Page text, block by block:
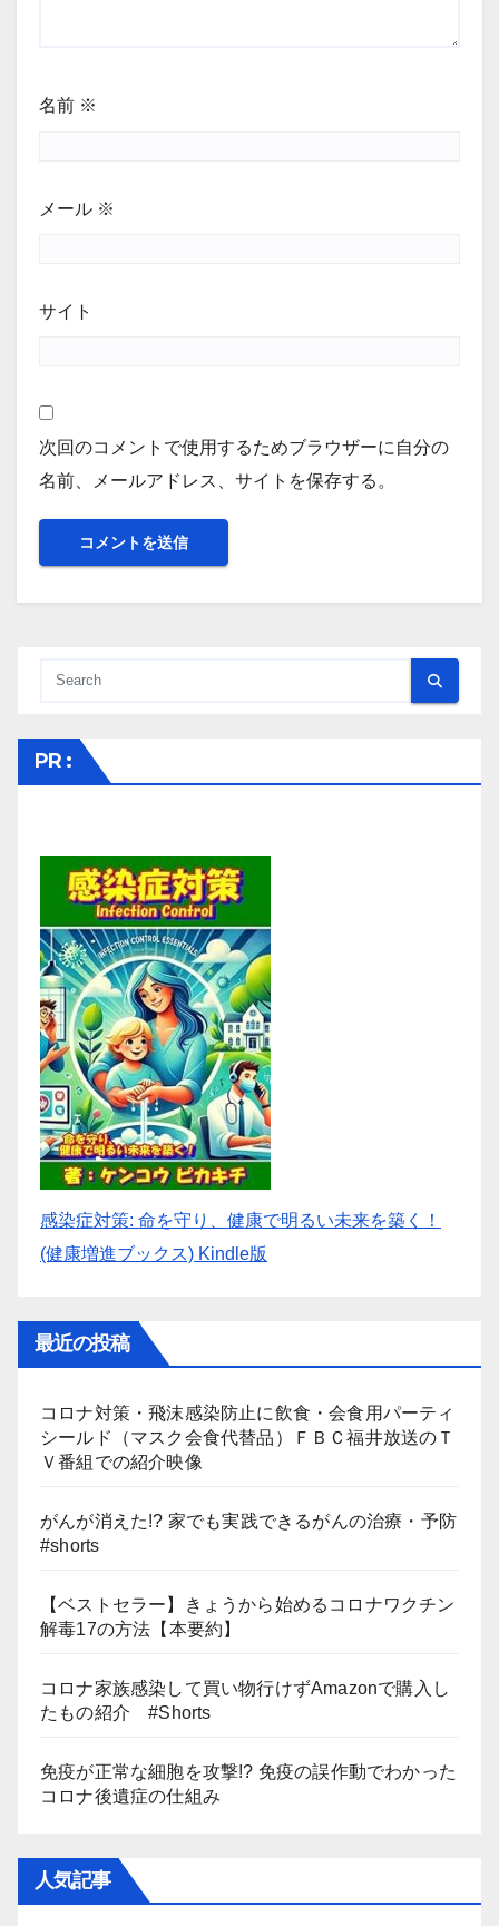
名前 ※
メール ※
サイト
次回のコメントで使用するためブラウザーに自分の
名前、メールアドレス、サイトを保存する。
PR :
感染症対策: 命を守り、健康で明るい未来を築く！
(健康増進ブックス) Kindle版
最近の投稿
コロナ対策・飛沫感染防止に飲食・会食用パーティ
シールド（マスク会食代替品）ＦＢＣ福井放送のＴ
Ｖ番組での紹介映像
がんが消えた!? 家でも実践できるがんの治療・予防
#shorts
【ベストセラー】きょうから始めるコロナワクチン
解毒17の方法【本要約】
コロナ家族感染して買い物行けずAmazonで購入し
たもの紹介 #Shorts
免疫が正常な細胞を攻撃!? 免疫の誤作動でわかった
コロナ後遺症の仕組み
人気記事